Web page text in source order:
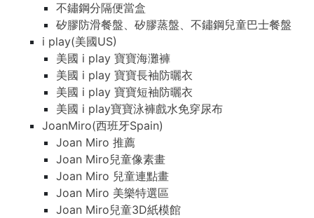
不鏽鋼分隔便當盒
矽膠防滑餐盤、矽膠蒸盤、不鏽鋼兒童巴士餐盤
i play(美國US)
美國 i play 寶寶海灘褲
美國 i play 寶寶長袖防曬衣
美國 i play 寶寶短袖防曬衣
美國 i play寶寶泳褲戲水免穿尿布
JoanMiro(西班牙Spain)
Joan Miro 推薦
Joan Miro兒童像素畫
Joan Miro 兒童連點畫
Joan Miro 美樂特選區
Joan Miro兒童3D紙模館